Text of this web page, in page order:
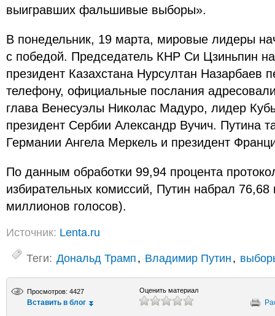
выигравших фальшивые выборы».
В понедельник, 19 марта, мировые лидеры
с победой. Председатель КНР Си Цзиньпин
президент Казахстана Нурсултан Назарбаев
телефону, официальные послания
глава Венесуэлы Николас Мадуро, лидер
президент Сербии Александр Вучич. Путина
Германии Ангела Меркель и президент
По данным обработки 99,94 процента
избирательных комиссий, Путин набрал
миллионов голосов).
Источник: Lenta.ru
Теги: Дональд Трамп, Владимир Путин,
Просмотров: 4427
Вставить в блог
Оценить материал